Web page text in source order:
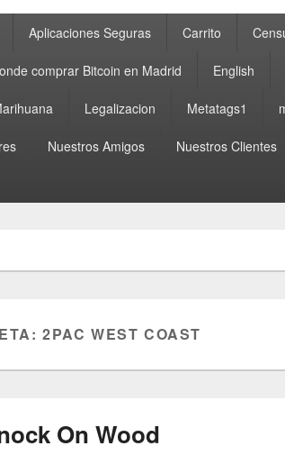
Aplicaciones Seguras Carrito
comprar Bitcoin en Madrid English
Legalizacion Metatags1
Nuestros Amigos Nuestros Clientes
2PAC WEST COAST
On Wood